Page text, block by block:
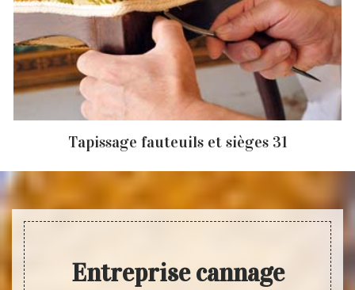
Tapissage fauteuils et sièges 31
Entreprise cannage